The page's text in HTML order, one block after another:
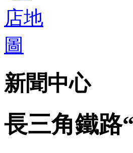
新聞中心
長三角鐵路